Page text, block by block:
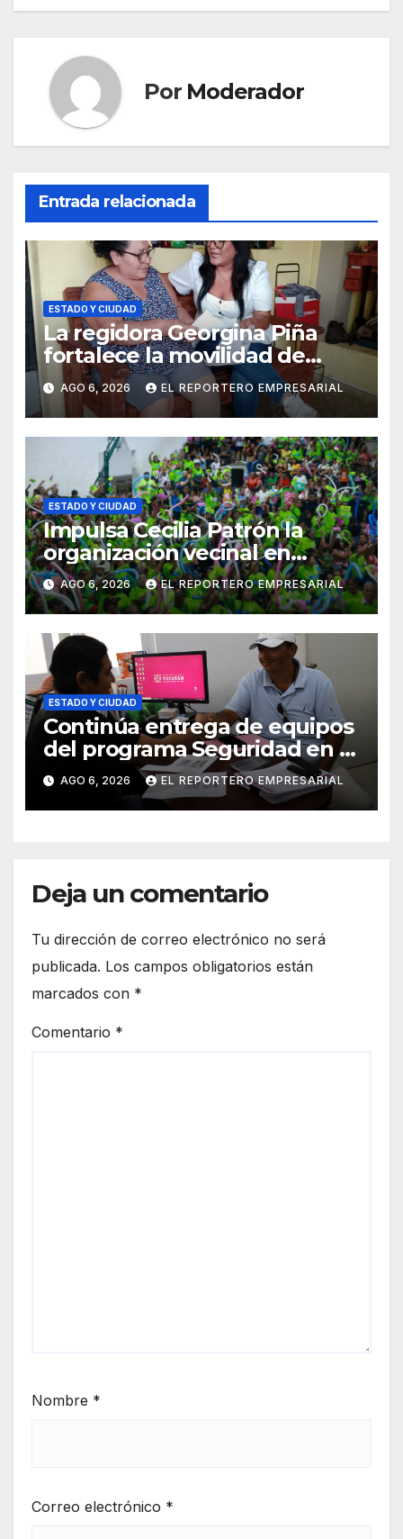
Por Moderador
Entrada relacionada
ESTADO Y CIUDAD
La regidora Georgina Piña
fortalece la movilidad de
adultos mayores con la
entrega de aparatos
ortopédicos
AGO 6, 2026 EL REPORTERO EMPRESARIAL
ESTADO Y CIUDAD
Impulsa Cecilia Patrón la
organización vecinal en
Mérida y suma a comités de
vigilancia en la prevención
social del delito
AGO 6, 2026 EL REPORTERO EMPRESARIAL
ESTADO Y CIUDAD
Continúa entrega de equipos
del programa Seguridad en el
Mar
AGO 6, 2026 EL REPORTERO EMPRESARIAL
Deja un comentario
Tu dirección de correo electrónico no será
publicada. Los campos obligatorios están
marcados con *
Comentario *
Nombre *
Correo electrónico *